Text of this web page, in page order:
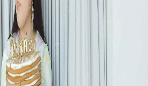
NIET
OP 1
KUNNEN